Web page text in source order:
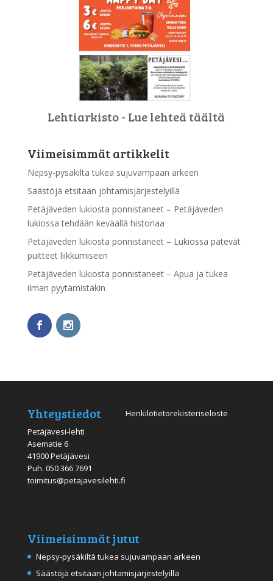
Lehtiarkisto - Lue lehteä täältä
Viimeisimmät artikkelit
Nepsy-pysäkiltä tukea sujuvampaan arkeen
Säästöjä etsitään johtamisjärjestelyillä
Petäjäveden lukiosta ponnistaneet – Petäjäveden
lukiossa tehdään keväällä historiaa
Petäjäveden lukiosta ponnistaneet – Lukiossa pätevät
puitteet liikkumiseen
Petäjäveden lukiosta ponnistaneet – Apua ja tukea
ilman pyytämistäkin
Yhteystiedot
Petäjävesi-lehti
Asematie 6
41900 Petäjävesi
Puh. 050 366 7691
toimitus@petajavesilehti.fi
Henkilötietorekisteriseloste
Viimeisimmät jutut
Nepsy-pysäkiltä tukea sujuvampaan arkeen
Säästöjä etsitään johtamisjärjestelyillä